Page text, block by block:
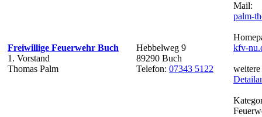
Freiwillige Feuerwehr Buch
1. Vorstand
Thomas Palm
Hebbelweg 9
89290 Buch
Telefon: 07343 5122
Mail:
palm-
kfv-